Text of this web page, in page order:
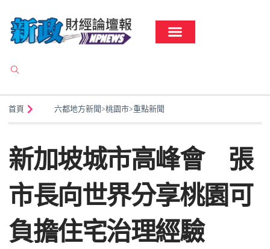
首頁 六都地方新聞>桃園市>重點新聞
新加坡城市高峰會 張
市長向世界分享桃園可
負擔住宅治理經驗